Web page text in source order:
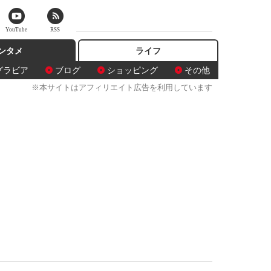
タメ
ラビア ブログ ショッピング その他
ライフ
※本サイトはアフィリエイト広告を利用しています
YouTube RSS